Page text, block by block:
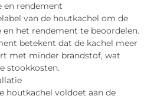
en rendement
van de houtkachel om de
het rendement te beoordelen.
betekent dat de kachel meer
met minder brandstof, wat
stookkosten.
houtkachel voldoet aan de